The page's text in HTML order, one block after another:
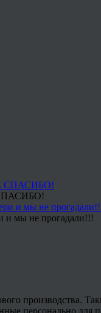
и мы не прогадали!!!
производства.
персонально для